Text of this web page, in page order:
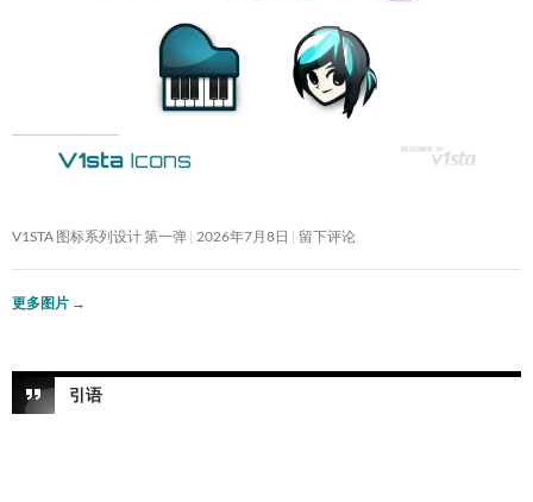
V1STA 图标系列设计 第一弹 2026年7月8日 留下评论
更多图片 →
引语